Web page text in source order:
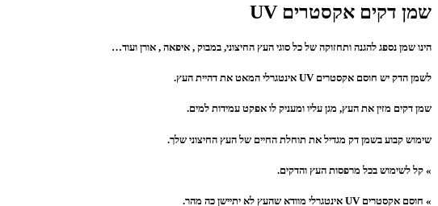
שמן דקים אקסטרים UV
הינו שמן נספג להגנה ותחזוקה של כל סוגי העץ החיצוני, במבוק , איפאה , אורן ועוד…
לשמן הדק יש חוסם אקסטרים UV אינטגרלי המאט את דהיית העץ.
שמן דקים מזין את העץ, מגן עליו ומעניק לו אפקט עמידות למים.
שימוש קבוע בשמן דק מגדיל את תוחלת החיים של העץ החיצוני שלך.
» קל לשימוש בכל מרפסות העץ והדקים.
» חוסם אקסטרים UV אינטגרלי מוודא שהעץ לא יתיישן כה מהר.